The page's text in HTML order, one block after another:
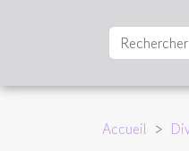
Accueil